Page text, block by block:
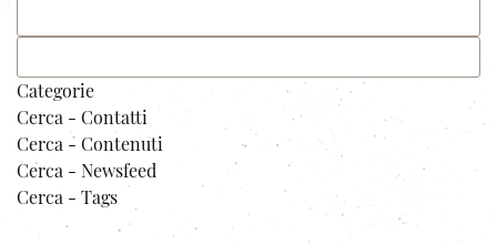
Categorie
Cerca - Contatti
Cerca - Contenuti
Cerca - Newsfeed
Cerca - Tags